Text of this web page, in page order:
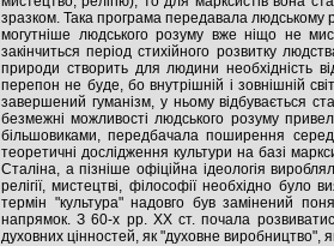
зразком. Така програма передавала людському
могутніше людського розуму вже ніщо не
закінчиться період стихійного розвитку
природи створить для людини необхідність
перепон не буде, бо внутрішній і зовнішній
завершений гуманізм, у ньому відбувається
безмежні можливості людського розуму
більшовиками, передбачала поширення серед
теоретичні дослідження культури на базі
Сталіна, а пізніше офіційна ідеологія
релігії, мистецтві, філософії необхідно
термін "культура" надовго був замінений
напрямок. З 60-х рр. ХХ ст. почала
духовних цінностей, як "духовне виробництво",